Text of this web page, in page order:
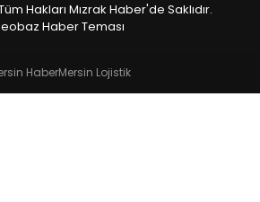
Hakları Mızrak Haber'de Saklıdır.
Haber Teması
HaberMersin Lojistik